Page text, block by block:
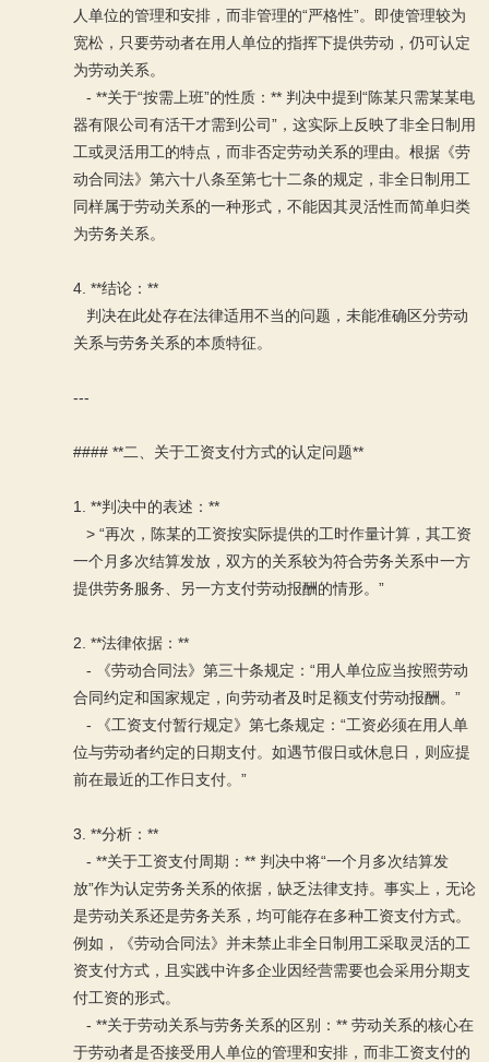
人单位的管理和安排，而非管理的“严格性”。即使管理较为
宽松，只要劳动者在用人单位的指挥下提供劳动，仍可认定
为劳动关系。
- **关于“按需上班”的性质：** 判决中提到“陈某只需某某电
器有限公司有活干才需到公司”，这实际上反映了非全日制用
工或灵活用工的特点，而非否定劳动关系的理由。根据《劳
动合同法》第六十八条至第七十二条的规定，非全日制用工
同样属于劳动关系的一种形式，不能因其灵活性而简单归类
为劳务关系。
4. **结论：**
判决在此处存在法律适用不当的问题，未能准确区分劳动
关系与劳务关系的本质特征。
---
#### **二、关于工资支付方式的认定问题**
1. **判决中的表述：**
> “再次，陈某的工资按实际提供的工时作量计算，其工资
一个月多次结算发放，双方的关系较为符合劳务关系中一方
提供劳务服务、另一方支付劳动报酬的情形。”
2. **法律依据：**
- 《劳动合同法》第三十条规定：“用人单位应当按照劳动
合同约定和国家规定，向劳动者及时足额支付劳动报酬。”
- 《工资支付暂行规定》第七条规定：“工资必须在用人单
位与劳动者约定的日期支付。如遇节假日或休息日，则应提
前在最近的工作日支付。”
3. **分析：**
- **关于工资支付周期：** 判决中将“一个月多次结算发
放”作为认定劳务关系的依据，缺乏法律支持。事实上，无论
是劳动关系还是劳务关系，均可能存在多种工资支付方式。
例如，《劳动合同法》并未禁止非全日制用工采取灵活的工
资支付方式，且实践中许多企业因经营需要也会采用分期支
付工资的形式。
- **关于劳动关系与劳务关系的区别：** 劳动关系的核心在
于劳动者是否接受用人单位的管理和安排，而非工资支付的